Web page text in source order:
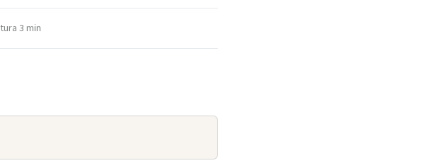
3 min